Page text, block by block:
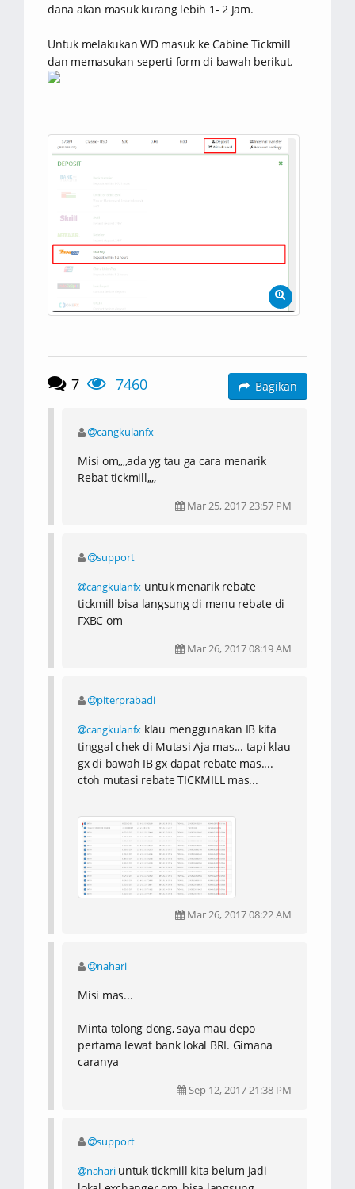
dana akan masuk kurang lebih 1- 2 Jam.
Untuk melakukan WD masuk ke Cabine Tickmill
dan memasukan seperti form di bawah berikut.
7 7460 Bagikan
cangkulanfx
Misi om,,,,ada yg tau ga cara menarik
Rebat tickmill,,,,
Mar 25, 2017 23:57 PM
support
cangkulanfx untuk menarik rebate
tickmill bisa langsung di menu rebate di
FXBC om
Mar 26, 2017 08:19 AM
piterprabadi
cangkulanfx klau menggunakan IB kita
tinggal chek di Mutasi Aja mas... tapi klau
gx di bawah IB gx dapat rebate mas....
ctoh mutasi rebate TICKMILL mas...
Mar 26, 2017 08:22 AM
nahari
Misi mas...
Minta tolong dong, saya mau depo
pertama lewat bank lokal BRI. Gimana
caranya
Sep 12, 2017 21:38 PM
support
nahariuntuk tickmill kita belum jadi